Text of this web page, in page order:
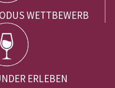
WETTBEWERB
ERLEBEN